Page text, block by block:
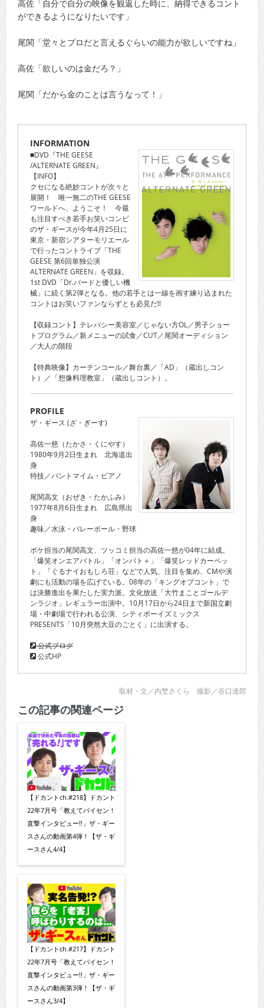
高佐「自分で自分の映像を観返した時に、納得できるコント
ができるようになりたいです」
尾関「堂々とプロだと言えるぐらいの能力が欲しいですね」
高佐「欲しいのは金だろ？」
尾関「だから金のことは言うなって！」
INFORMATION
■DVD『THE GEESE
/ALTERNATE GREEN』
【INFO】
クセになる絶妙コントが次々と
展開！ 唯一無二のTHE GEESE
ワールドへ、ようこそ！ 今最
も注目すべき若手お笑いコンビ
のザ・ギースが今年4月25日に
東京・新宿シアターモリエール
で行ったコントライブ「THE
GEESE 第6回単独公演
ALTERNATE GREEN」を収録。
1st DVD「Dr.バードと優しい機
械」に続く第2弾となる。他の若手とは一線を画す練り込まれた
コントはお笑いファンならずとも必見だ!!
【収録コント】テレパシー美容室／じゃない方OL／男子ショー
トプログラム／新メニューの試食／CUT／尾関オーディション
／大人の階段
【特典映像】カーテンコール／舞台裏／「AD」（蔵出しコン
ト）／「想像料理教室」（蔵出しコント）。
PROFILE
ザ・ギース (ざ・ぎーす)
高佐一慈（たかさ・くにやす）
1980年9月2日生まれ 北海道出
身
特技／パントマイム・ピアノ
尾関高文（おぜき・たかふみ）
1977年8月6日生まれ 広島県出
身
趣味／水泳・バレーボール・野球
ボケ担当の尾関高文、ツッコミ担当の高佐一慈が04年に結成。
「爆笑オンエアバトル」「オンバト＋」「爆笑レッドカーペッ
ト」「ぐるナイおもしろ荘」などで人気、注目を集め、CMや演
劇にも活動の場を広げている。08年の「キングオブコント」で
は決勝進出を果たした実力派。文化放送「大竹まことゴールデ
ンラジオ」レギュラー出演中。10月17日から24日まで新国立劇
場・中劇場で行われる公演、シティボーイズミックス
PRESENTS「10月突然大豆のごとく」に出演する。
公式ブログ
公式HP
取材・文／内埜さくら 撮影／谷口達郎
この記事の関連ページ
【ドカントch.#218】ドカント
22年7月号「教えてパイセン！
直撃インタビュー!!」ザ・ギー
スさんの動画第4弾！【ザ・ギ
ースさん4/4】
【ドカントch.#217】ドカント
22年7月号「教えてパイセン！
直撃インタビュー!!」ザ・ギー
スさんの動画第3弾！【ザ・ギ
ースさん3/4】